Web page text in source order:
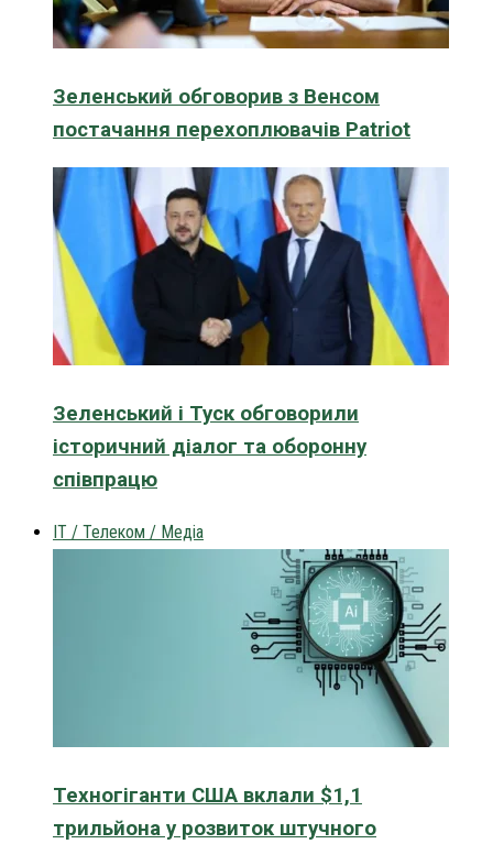
Зеленський обговорив з Венсом
постачання перехоплювачів Patriot
Зеленський і Туск обговорили
історичний діалог та оборонну
співпрацю
IT / Телеком / Медіа
Техногіганти США вклали $1,1
трильйона у розвиток штучного